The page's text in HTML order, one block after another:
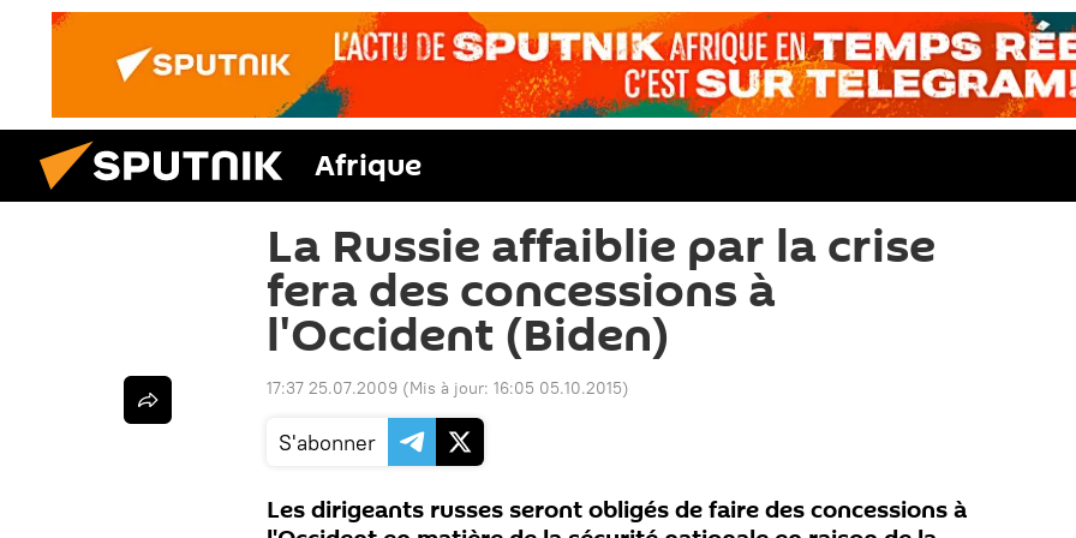
Afrique
La Russie affaiblie par la crise
fera des concessions à
l'Occident (Biden)
17:37 25.07.2009 (Mis à jour: 16:05 05.10.2015)
S'abonner
Les dirigeants russes seront obligés de faire des concessions à